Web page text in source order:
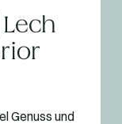
Genuss und